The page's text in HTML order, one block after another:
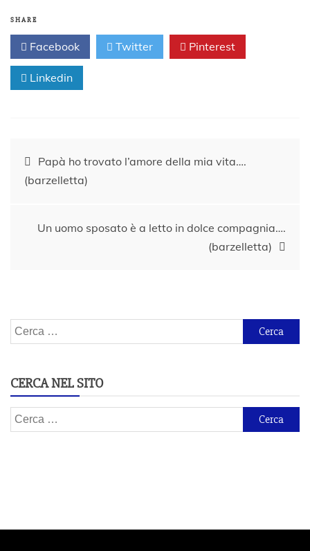
SHARE
Facebook Twitter Pinterest
Linkedin
Navigazione
articoli
Papà ho trovato l’amore della mia vita….
(barzelletta)
Un uomo sposato è a letto in dolce compagnia….
(barzelletta)
Ricerca
per:
CERCA NEL SITO
Ricerca
per: